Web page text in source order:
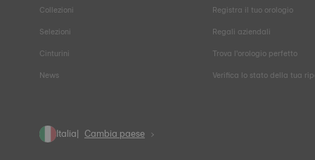
Collezioni
Selezioni
Cinturini
News
Registra il tuo orologio
Regali aziendali
Trova l'orologio perfetto
Verifica lo stato della tua
Italia Cambia paese